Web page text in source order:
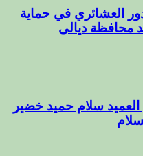
العشائري في حماية
محافظة ديالى
سلام حميد خضير